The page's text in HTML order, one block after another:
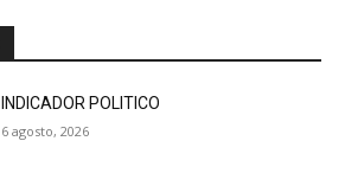
INDICADOR POLITICO
6 agosto, 2026